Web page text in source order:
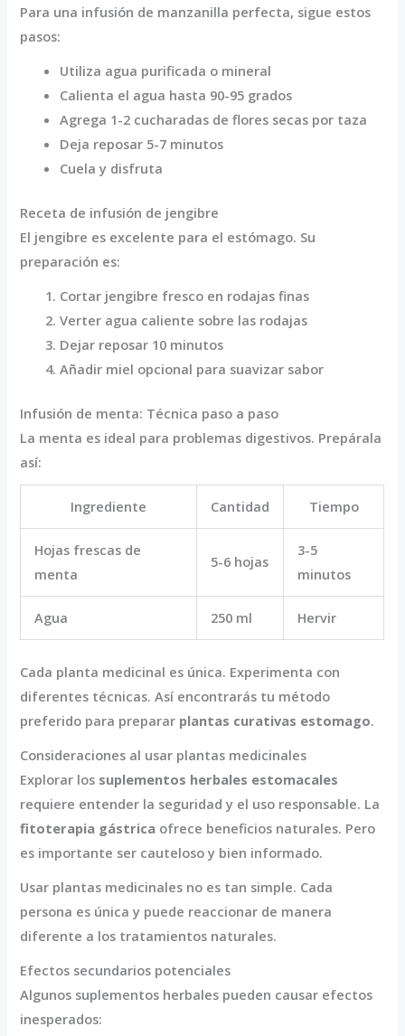
Para una infusión de manzanilla perfecta, sigue estos
pasos:
Utiliza agua purificada o mineral
Calienta el agua hasta 90-95 grados
Agrega 1-2 cucharadas de flores secas por taza
Deja reposar 5-7 minutos
Cuela y disfruta
Receta de infusión de jengibre
El jengibre es excelente para el estómago. Su
preparación es:
Cortar jengibre fresco en rodajas finas
Verter agua caliente sobre las rodajas
Dejar reposar 10 minutos
Añadir miel opcional para suavizar sabor
Infusión de menta: Técnica paso a paso
La menta es ideal para problemas digestivos. Prepárala
así:
Ingrediente Cantidad Tiempo
Hojas frescas de
menta
5-6 hojas
3-5
minutos
Agua 250 ml Hervir
Cada planta medicinal es única. Experimenta con
diferentes técnicas. Así encontrarás tu método
preferido para preparar plantas curativas estomago.
Consideraciones al usar plantas medicinales
Explorar los suplementos herbales estomacales
requiere entender la seguridad y el uso responsable. La
fitoterapia gástrica ofrece beneficios naturales. Pero
es importante ser cauteloso y bien informado.
Usar plantas medicinales no es tan simple. Cada
persona es única y puede reaccionar de manera
diferente a los tratamientos naturales.
Efectos secundarios potenciales
Algunos suplementos herbales pueden causar efectos
inesperados: